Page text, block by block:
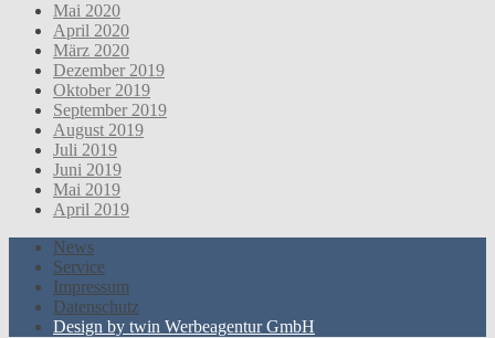
Mai 2020
April 2020
März 2020
Dezember 2019
Oktober 2019
September 2019
August 2019
Juli 2019
Juni 2019
Mai 2019
April 2019
News
Service
Impressum
Datenschutz
Design by twin Werbeagentur GmbH